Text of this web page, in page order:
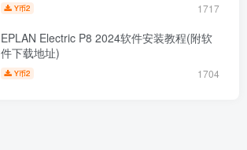
Y币2 1717
EPLAN Electric P8 2024软件安装教程(附软
件下载地址)
Y币2 1704